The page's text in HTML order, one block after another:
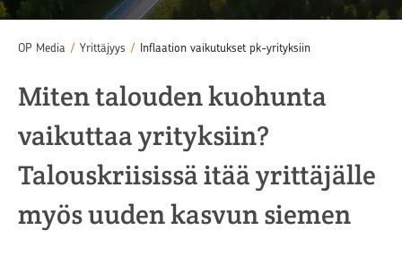
OP Media / Yrittäjyys / Inflaation vaikutukset pk-yrityksiin
Miten talouden kuohunta
vaikuttaa yrityksiin?
Talouskriisissä itää yrittäjälle
myös uuden kasvun siemen